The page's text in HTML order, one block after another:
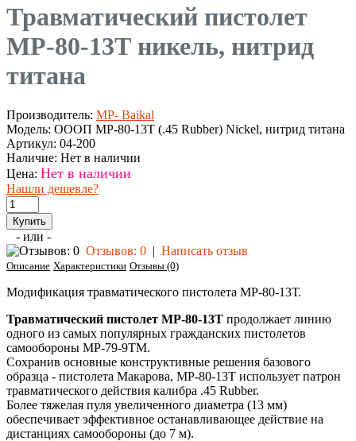
Травматический пистолет
МР-80-13Т никель, нитрид
титана
Производитель: MP- Baikal
Модель: ОООП МР-80-13Т (.45 Rubber) Nickel, нитрид титана
Артикул: 04-200
Наличие: Нет в наличии
Цена: Нет в наличии
Нашли дешевле?
- или -
Отзывов: 0 | Написать отзыв
Описание Характеристики Отзывы (0)
Модификация травматического пистолета МР-80-13Т.
Травматический пистолет МР-80-13Т продолжает линию
одного из самых популярных гражданских пи­столетов
самообороны МР-79-9ТМ.
Сохранив основные кон­структивные решения базового
образца - пистолета Макарова, МР-80-13Т использует патрон
травматического действия калибра .45 Rubber.
Более тяжелая пуля увеличенного диаметра (13 мм)
обеспечивает эффективное останав­ливающее действие на
дистанциях самообороны (до 7 м).